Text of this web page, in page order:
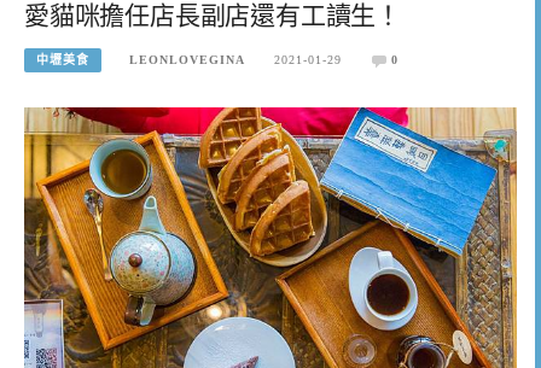
愛貓咪擔任店長副店還有工讀生！
中壢美食 LEONLOVEGINA 2021-01-29 0